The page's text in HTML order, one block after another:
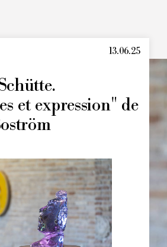
13.06.25
et expression" de